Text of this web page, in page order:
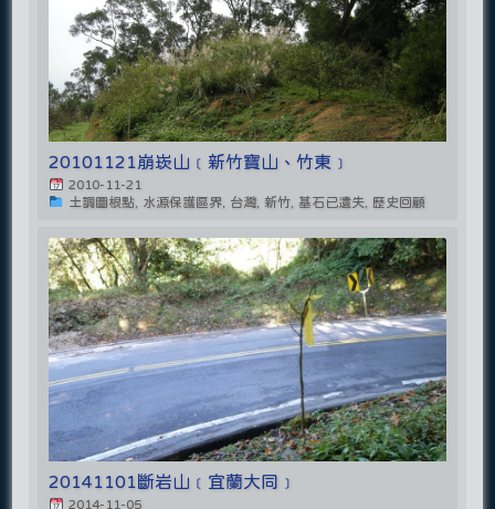
20101121崩崁山﹝新竹寶山、竹東﹞
2010-11-21
土調圖根點, 水源保護區界, 台灣, 新竹, 基石已遺失, 歷史回顧
20141101斷岩山﹝宜蘭大同﹞
2014-11-05